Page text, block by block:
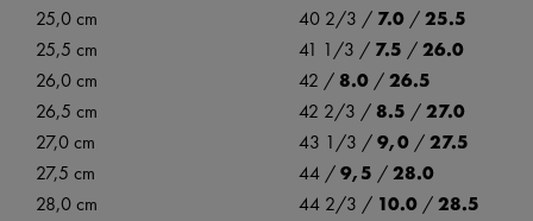
25,0 cm
40 2/3 / 7.0 /25.5
25,5 cm
41 1/3 / 7.5 /26.0
26,0 cm
42 /8.0 /26.5
26,5 cm
42 2/3 /8.5 /27.0
27,0 cm
43 1/3 /9,0 /27.5
27,5 cm
44 /9,5 /28.0
28,0 cm
44 2/3 / 10.0 /28.5